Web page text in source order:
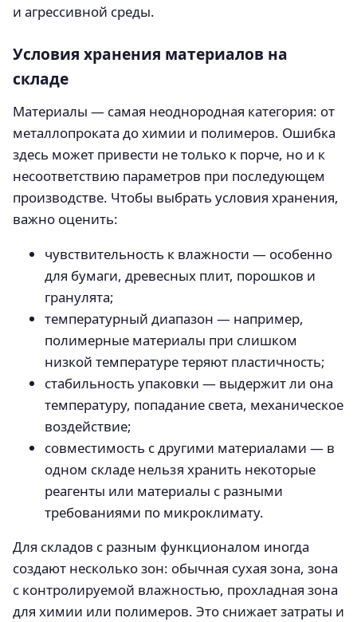
и агрессивной среды.
Условия хранения материалов на
складе
Материалы — самая неоднородная категория: от
металлопроката до химии и полимеров. Ошибка
здесь может привести не только к порче, но и к
несоответствию параметров при последующем
производстве. Чтобы выбрать условия хранения,
важно оценить:
чувствительность к влажности — особенно
для бумаги, древесных плит, порошков и
гранулята;
температурный диапазон — например,
полимерные материалы при слишком
низкой температуре теряют пластичность;
стабильность упаковки — выдержит ли она
температуру, попадание света, механическое
воздействие;
совместимость с другими материалами — в
одном складе нельзя хранить некоторые
реагенты или материалы с разными
требованиями по микроклимату.
Для складов с разным функционалом иногда
создают несколько зон: обычная сухая зона, зона
с контролируемой влажностью, прохладная зона
для химии или полимеров. Это снижает затраты и